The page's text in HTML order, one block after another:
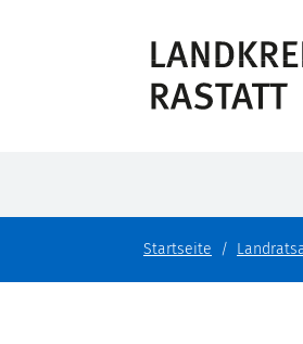
Startseite